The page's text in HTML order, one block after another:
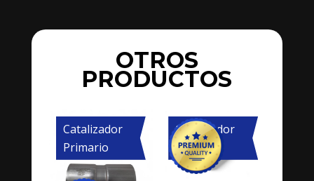
OTROS
PRODUCTOS
Catalizador
Primario
Catalizador
Primario